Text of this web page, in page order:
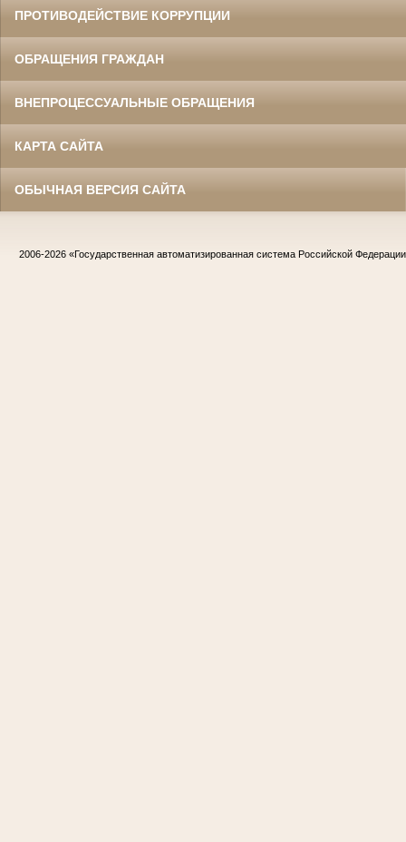
ПРОТИВОДЕЙСТВИЕ КОРРУПЦИИ
ОБРАЩЕНИЯ ГРАЖДАН
ВНЕПРОЦЕССУАЛЬНЫЕ ОБРАЩЕНИЯ
КАРТА САЙТА
ОБЫЧНАЯ ВЕРСИЯ САЙТА
2006-2026 «Государственная автоматизированная система Российской